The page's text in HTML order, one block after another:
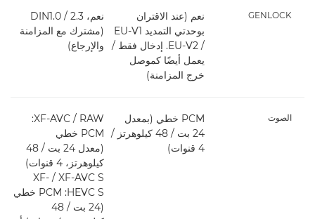
GENLOCK
نعم (عند الاقتران
بوحدتي التمديد EU-V1
‏/ EU-V2. إدخال فقط /
يعمل أيضًا كموصل
خرج المزامنة)
نعم، DIN1.0 / 2.3
(مشترك مع المزامنة
والإرجاع)
الصوت
PCM خطي (بمعدل
24 بت / 48 كيلوهرتز /
4 قنوات)
RAW ‏/ XF-AVC‏:
PCM خطي
(معدل 24 بت / 48
كيلوهرتز، 4 قنوات)
XF-AVC S ‏/ XF-
HEVC S‏: PCM خطي
(24 بت / 48